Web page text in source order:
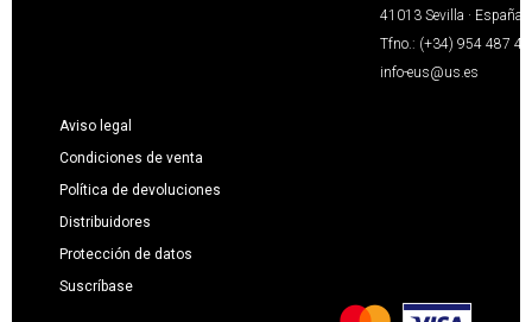
41013 Sevilla · España
Tfno.: (+34) 954 487
info-eus@us.es
Aviso legal
Condiciones de venta
Política de devoluciones
Distribuidores
Protección de datos
Suscríbase